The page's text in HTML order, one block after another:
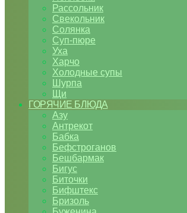
Рассольник
Свекольник
Солянка
Суп-пюре
Уха
Харчо
Холодные супы
Шурпа
Щи
ГОРЯЧИЕ БЛЮДА
Азу
Антрекот
Бабка
Бефстроганов
Бешбармак
Бигус
Биточки
Бифштекс
Бризоль